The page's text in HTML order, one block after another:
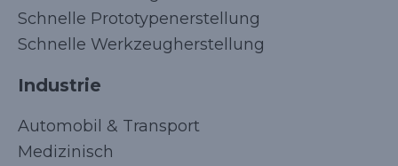
Schnelle Prototypenerstellung
Schnelle Werkzeugherstellung
Industrie
Automobil & Transport
Medizinisch